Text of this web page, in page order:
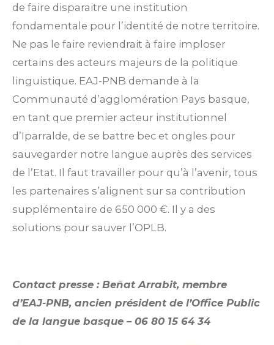
de faire disparaitre une institution
fondamentale pour l’identité de notre territoire.
Ne pas le faire reviendrait à faire imploser
certains des acteurs majeurs de la politique
linguistique. EAJ-PNB demande à la
Communauté d’agglomération Pays basque,
en tant que premier acteur institutionnel
d’Iparralde, de se battre bec et ongles pour
sauvegarder notre langue auprès des services
de l’Etat. Il faut travailler pour qu’à l’avenir, tous
les partenaires s’alignent sur sa contribution
supplémentaire de 650 000 €. Il y a des
solutions pour sauver l’OPLB.
Contact presse : Beñat Arrabit, membre
d’EAJ-PNB, ancien président de l’Office Public
de la langue basque – 06 80 15 64 34